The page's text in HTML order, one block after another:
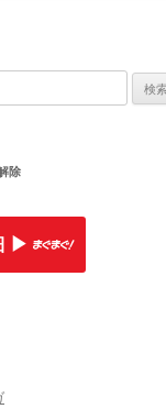
除
▶︎